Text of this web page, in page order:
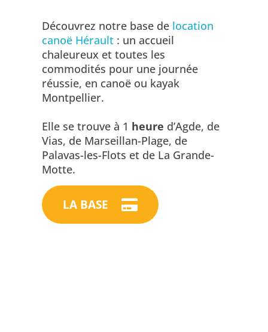
Découvrez notre base de location
canoë Hérault : un accueil
chaleureux et toutes les
commodités pour une journée
réussie, en canoë ou kayak
Montpellier.
Elle se trouve à 1 heure d’Agde, de
Vias, de Marseillan-Plage, de
Palavas-les-Flots et de La Grande-
Motte.
LA BASE